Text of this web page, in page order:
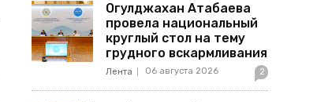
Огулджахан Атабаева
провела национальный
круглый стол на тему
грудного вскармливания
Лента 06 августа 2026 2